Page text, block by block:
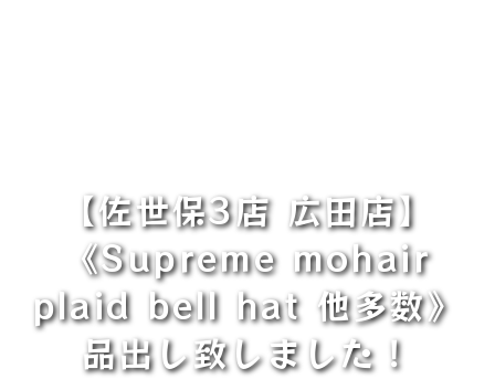
【佐世保3店 広田店】
《Supreme mohair
plaid bell hat 他多数》
品出し致しました！